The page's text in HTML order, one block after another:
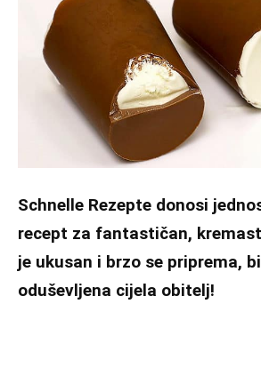
Schnelle Rezepte donosi
recept za fantastičan,
je ukusan i brzo se priprema,
oduševljena cijela obitelj!